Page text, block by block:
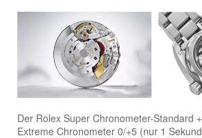
Der Rolex Super Chronometer-Standard
Extreme Chronometer 0/+5 (nur 1